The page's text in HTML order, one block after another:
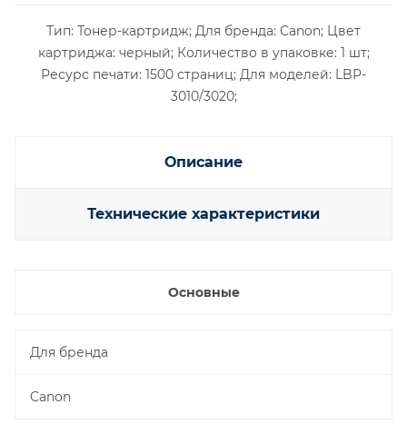
Тип: Тонер-картридж; Для бренда: Canon; Цвет
картриджа: черный; Количество в упаковке: 1 шт;
Ресурс печати: 1500 страниц; Для моделей: LBP-
3010/3020;
Описание
Технические характеристики
Основные
Для бренда
Canon